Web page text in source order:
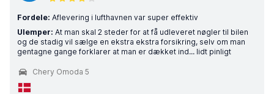
Fordele: Aflevering i lufthavnen var super effektiv
Ulemper: At man skal 2 steder for at få udleveret nøgler til bilen
og de stadig vil sælge en ekstra ekstra forsikring, selv om man
gentagne gange forklarer at man er dækket ind... lidt pinligt
Chery Omoda 5